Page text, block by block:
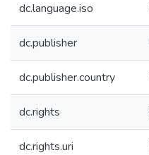
dc.language.iso
dc.publisher
dc.publisher.country
dc.rights
dc.rights.uri